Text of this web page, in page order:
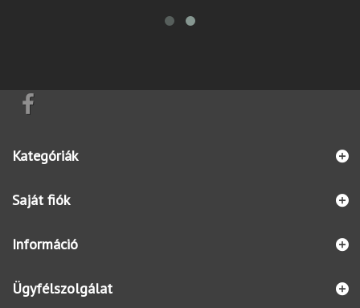
Kategóriák
Saját fiók
Információ
Ügyfélszolgálat